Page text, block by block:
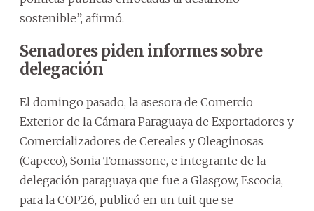
sostenible”, afirmó.
Senadores piden informes sobre
delegación
El domingo pasado, la asesora de Comercio
Exterior de la Cámara Paraguaya de Exportadores y
Comercializadores de Cereales y Oleaginosas
(Capeco), Sonia Tomassone, e integrante de la
delegación paraguaya que fue a Glasgow, Escocia,
para la COP26, publicó en un tuit que se